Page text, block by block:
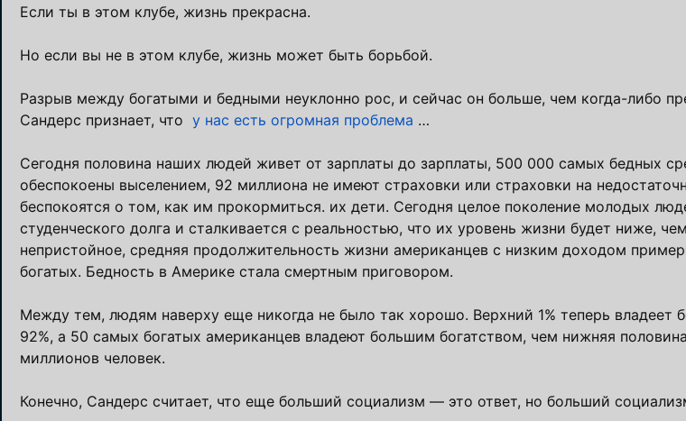
Если ты в этом клубе, жизнь прекрасна.
Но если вы не в этом клубе, жизнь может быть борьбой.
Разрыв между богатыми и бедными неуклонно рос, и сейчас он больше, чем когда-либо
Сандерс признает, что у нас есть огромная проблема …
Сегодня половина наших людей живет от зарплаты до зарплаты, 500 000 самых бедных
обеспокоены выселением, 92 миллиона не имеют страховки или страховки на
беспокоятся о том, как им прокормиться. их дети. Сегодня целое поколение молодых
студенческого долга и сталкивается с реальностью, что их уровень жизни будет ниже,
непристойное, средняя продолжительность жизни американцев с низким доходом
богатых. Бедность в Америке стала смертным приговором.
Между тем, людям наверху еще никогда не было так хорошо. Верхний 1% теперь владеет
92%, а 50 самых богатых американцев владеют большим богатством, чем нижняя
миллионов человек.
Конечно, Сандерс считает, что еще больший социализм — это ответ, но больший